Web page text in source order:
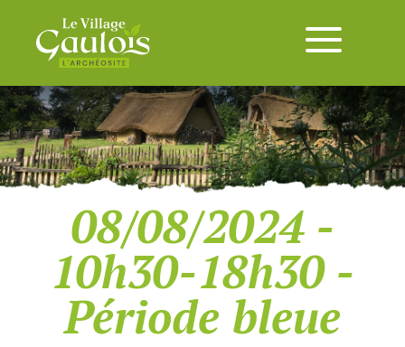
08/08/2024 -
10h30-18h30 -
Période bleue